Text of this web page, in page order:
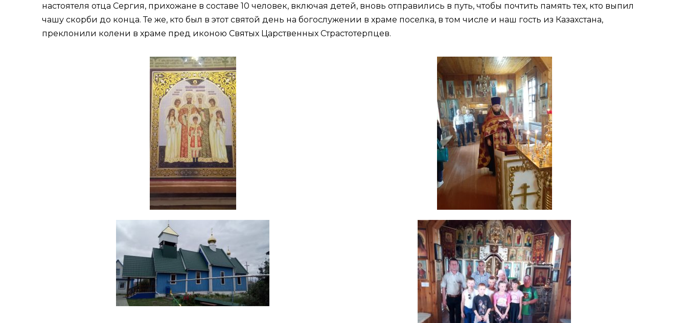
настоятеля отца Сергия, прихожане в составе 10 человек, включая детей, вновь отправились в путь, чтобы почтить память тех, кто выпил
чашу скорби до конца. Те же, кто был в этот святой день на богослужении в храме поселка, в том числе и наш гость из Казахстана,
преклонили колени в храме пред иконою Святых Царственных Страстотерпцев.